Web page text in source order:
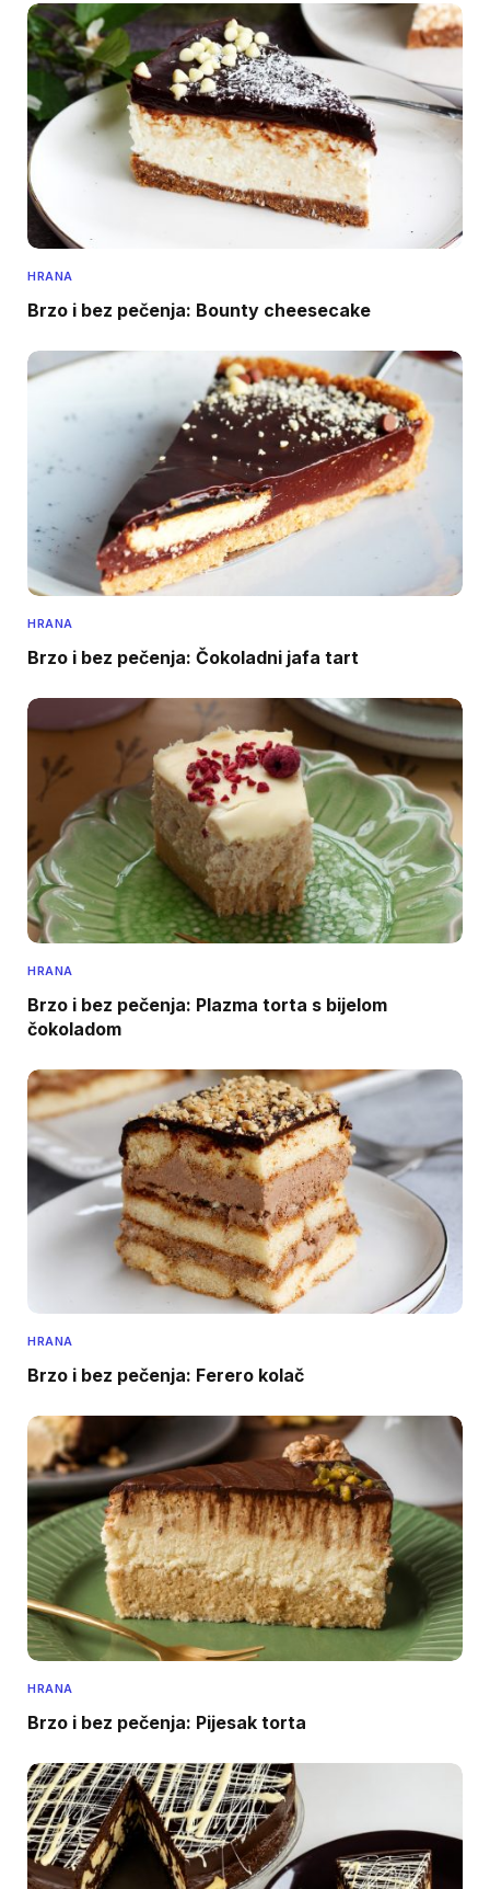
HRANA
Brzo i bez pečenja: Bounty cheesecake
HRANA
Brzo i bez pečenja: Čokoladni jafa tart
HRANA
Brzo i bez pečenja: Plazma torta s bijelom
čokoladom
HRANA
Brzo i bez pečenja: Ferero kolač
HRANA
Brzo i bez pečenja: Pijesak torta